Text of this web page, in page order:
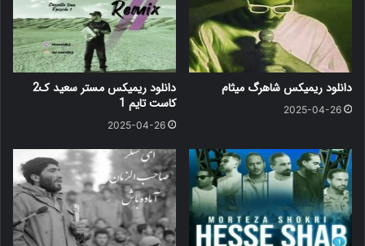
دانلود ریمیکس شاهرگ میثام
2025-04-26
دانلود ریمیکس مستر سعید ک2
کاست تایم 1
2025-04-26